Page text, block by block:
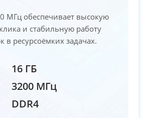
МГц обеспечивает высокую
и стабильную работу
в ресурсоёмких задачах.
16 ГБ
3200 МГц
DDR4